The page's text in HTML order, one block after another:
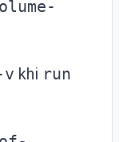
v khi run